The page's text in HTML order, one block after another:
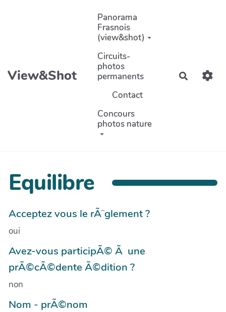
Aller au contenu principal
View&Shot
Panorama
Frasnois
(view&shot)
Circuits-
photos
permanents
Contact
Concours
photos nature
Equilibre
Acceptez vous le rÃ¨glement ?
oui
Avez-vous participÃ© Ã une
prÃ©cÃ©dente Ã©dition ?
non
Nom - prÃ©nom